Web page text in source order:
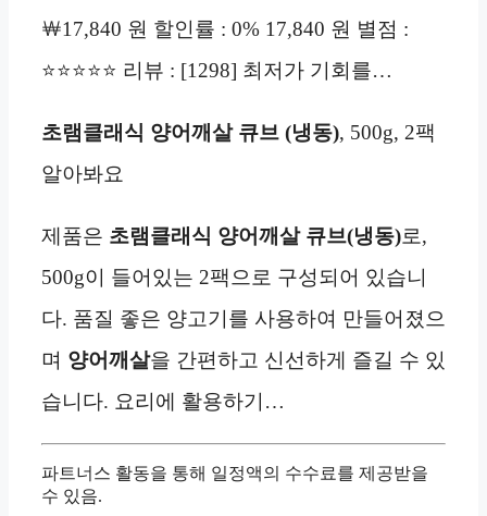
￦17,840 원 할인률 : 0% 17,840 원 별점 :
⭐⭐⭐⭐⭐ 리뷰 : [1298] 최저가 기회를…
초램클래식 양어깨살 큐브 (냉동), 500g, 2팩
알아봐요
제품은 초램클래식 양어깨살 큐브(냉동)로,
500g이 들어있는 2팩으로 구성되어 있습니
다. 품질 좋은 양고기를 사용하여 만들어졌으
며 양어깨살을 간편하고 신선하게 즐길 수 있
습니다. 요리에 활용하기…
파트너스 활동을 통해 일정액의 수수료를 제공받을
수 있음.